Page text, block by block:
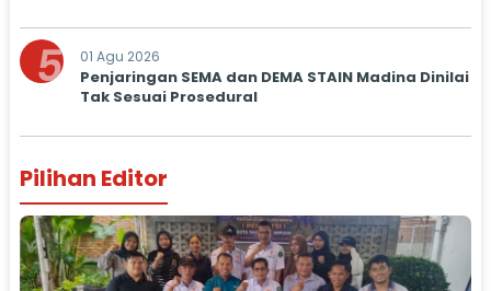
5 01 Agu 2026
Penjaringan SEMA dan DEMA STAIN Madina Dinilai
Tak Sesuai Prosedural
Pilihan Editor